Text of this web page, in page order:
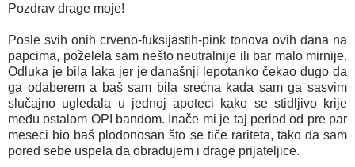
Pozdrav drage moje!
Posle svih onih crveno-fuksijastih-pink tonova ovih dana na
papcima, poželela sam nešto neutralnije ili bar malo mirnije.
Odluka je bila laka jer je današnji lepotanko čekao dugo da
ga odaberem a baš sam bila srećna kada sam ga sasvim
slučajno ugledala u jednoj apoteci kako se stidljivo krije
među ostalom OPI bandom. Inače mi je taj period od pre par
meseci bio baš plodonosan što se tiče rariteta, tako da sam
pored sebe uspela da obradujem i drage prijateljice.